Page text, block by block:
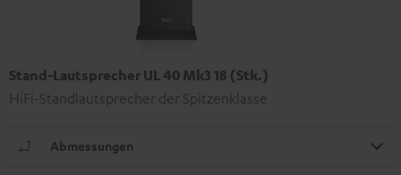
Stand-Lautsprecher UL 40 Mk3 18 (Stk.)
HiFi-Standlautsprecher der Spitzenklasse
Abmessungen